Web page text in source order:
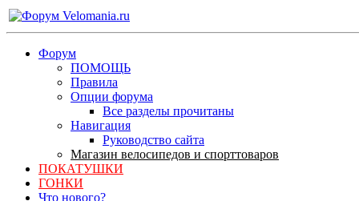
Форум
ПОМОЩЬ
Правила
Опции форума
Все разделы прочитаны
Навигация
Руководство сайта
Магазин велосипедов и спорттоваров
ПОКАТУШКИ
ГОНКИ
Что нового?